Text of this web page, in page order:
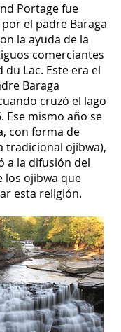
Portage fue
el padre Baraga
la ayuda de la
comerciantes
du Lac. Este era el
Baraga
cruzó el lago
Ese mismo año se
con forma de
tradicional ojibwa),
a la difusión del
los ojibwa que
esta religión.